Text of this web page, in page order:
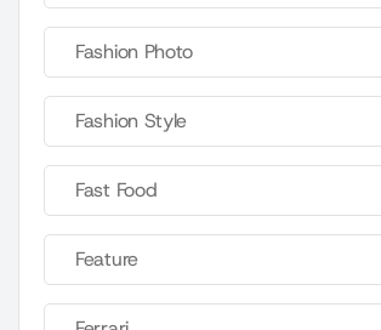
Fashion Photo
Fashion Style
Fast Food
Feature